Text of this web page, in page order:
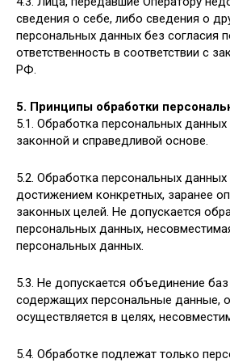
сведения о себе, либо сведения о
персональных данных без согласия
ответственность в соответствии с
РФ.
5. Принципы обработки
5.1. Обработка персональных
законной и справедливой основе.
5.2. Обработка персональных данных
достижением конкретных, заранее
законных целей. Не допускается
персональных данных,
персональных данных.
5.3. Не допускается объединение
содержащих персональные данные,
осуществляется в целях,
5.4. Обработке подлежат только